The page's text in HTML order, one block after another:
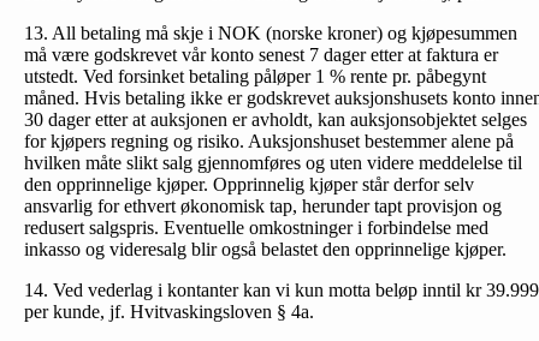
13. All betaling må skje i NOK (norske kroner) og kjøpesummen
må være godskrevet vår konto senest 7 dager etter at faktura er
utstedt. Ved forsinket betaling påløper 1 % rente pr. påbegynt
måned. Hvis betaling ikke er godskrevet auksjonshusets konto
30 dager etter at auksjonen er avholdt, kan auksjonsobjektet selges
for kjøpers regning og risiko. Auksjonshuset bestemmer alene på
hvilken måte slikt salg gjennomføres og uten videre meddelelse til
den opprinnelige kjøper. Opprinnelig kjøper står derfor selv
ansvarlig for ethvert økonomisk tap, herunder tapt provisjon og
redusert salgspris. Eventuelle omkostninger i forbindelse med
inkasso og videresalg blir også belastet den opprinnelige kjøper.
14. Ved vederlag i kontanter kan vi kun motta beløp inntil kr 39.999
per kunde, jf. Hvitvaskingsloven § 4a.